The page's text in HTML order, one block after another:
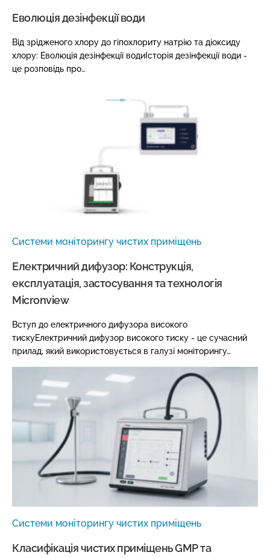
Еволюція дезінфекції води
Від зрідженого хлору до гіпохлориту натрію та діоксиду
хлору: Еволюція дезінфекції водиІсторія дезінфекції води -
це розповідь про…
Системи моніторингу чистих приміщень
Електричний дифузор: Конструкція,
експлуатація, застосування та технологія
Micronview
Вступ до електричного дифузора високого
тискуЕлектричний дифузор високого тиску - це сучасний
прилад, який використовується в галузі моніторингу…
Системи моніторингу чистих приміщень
Класифікація чистих приміщень GMP та